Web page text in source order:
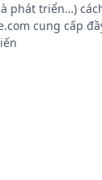
phát triển…)
cung cấp